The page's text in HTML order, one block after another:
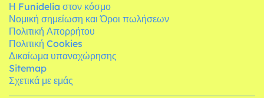
Η Funidelia στον κόσμο
Νομική σημείωση και Όροι πωλήσεων
Πολιτική Απορρήτου
Πολιτική Cookies
Δικαίωμα υπαναχώρησης
Sitemap
Σχετικά με εμάς